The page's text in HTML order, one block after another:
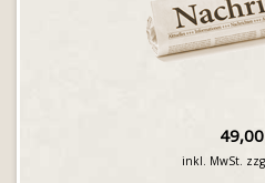
inkl. MwSt.